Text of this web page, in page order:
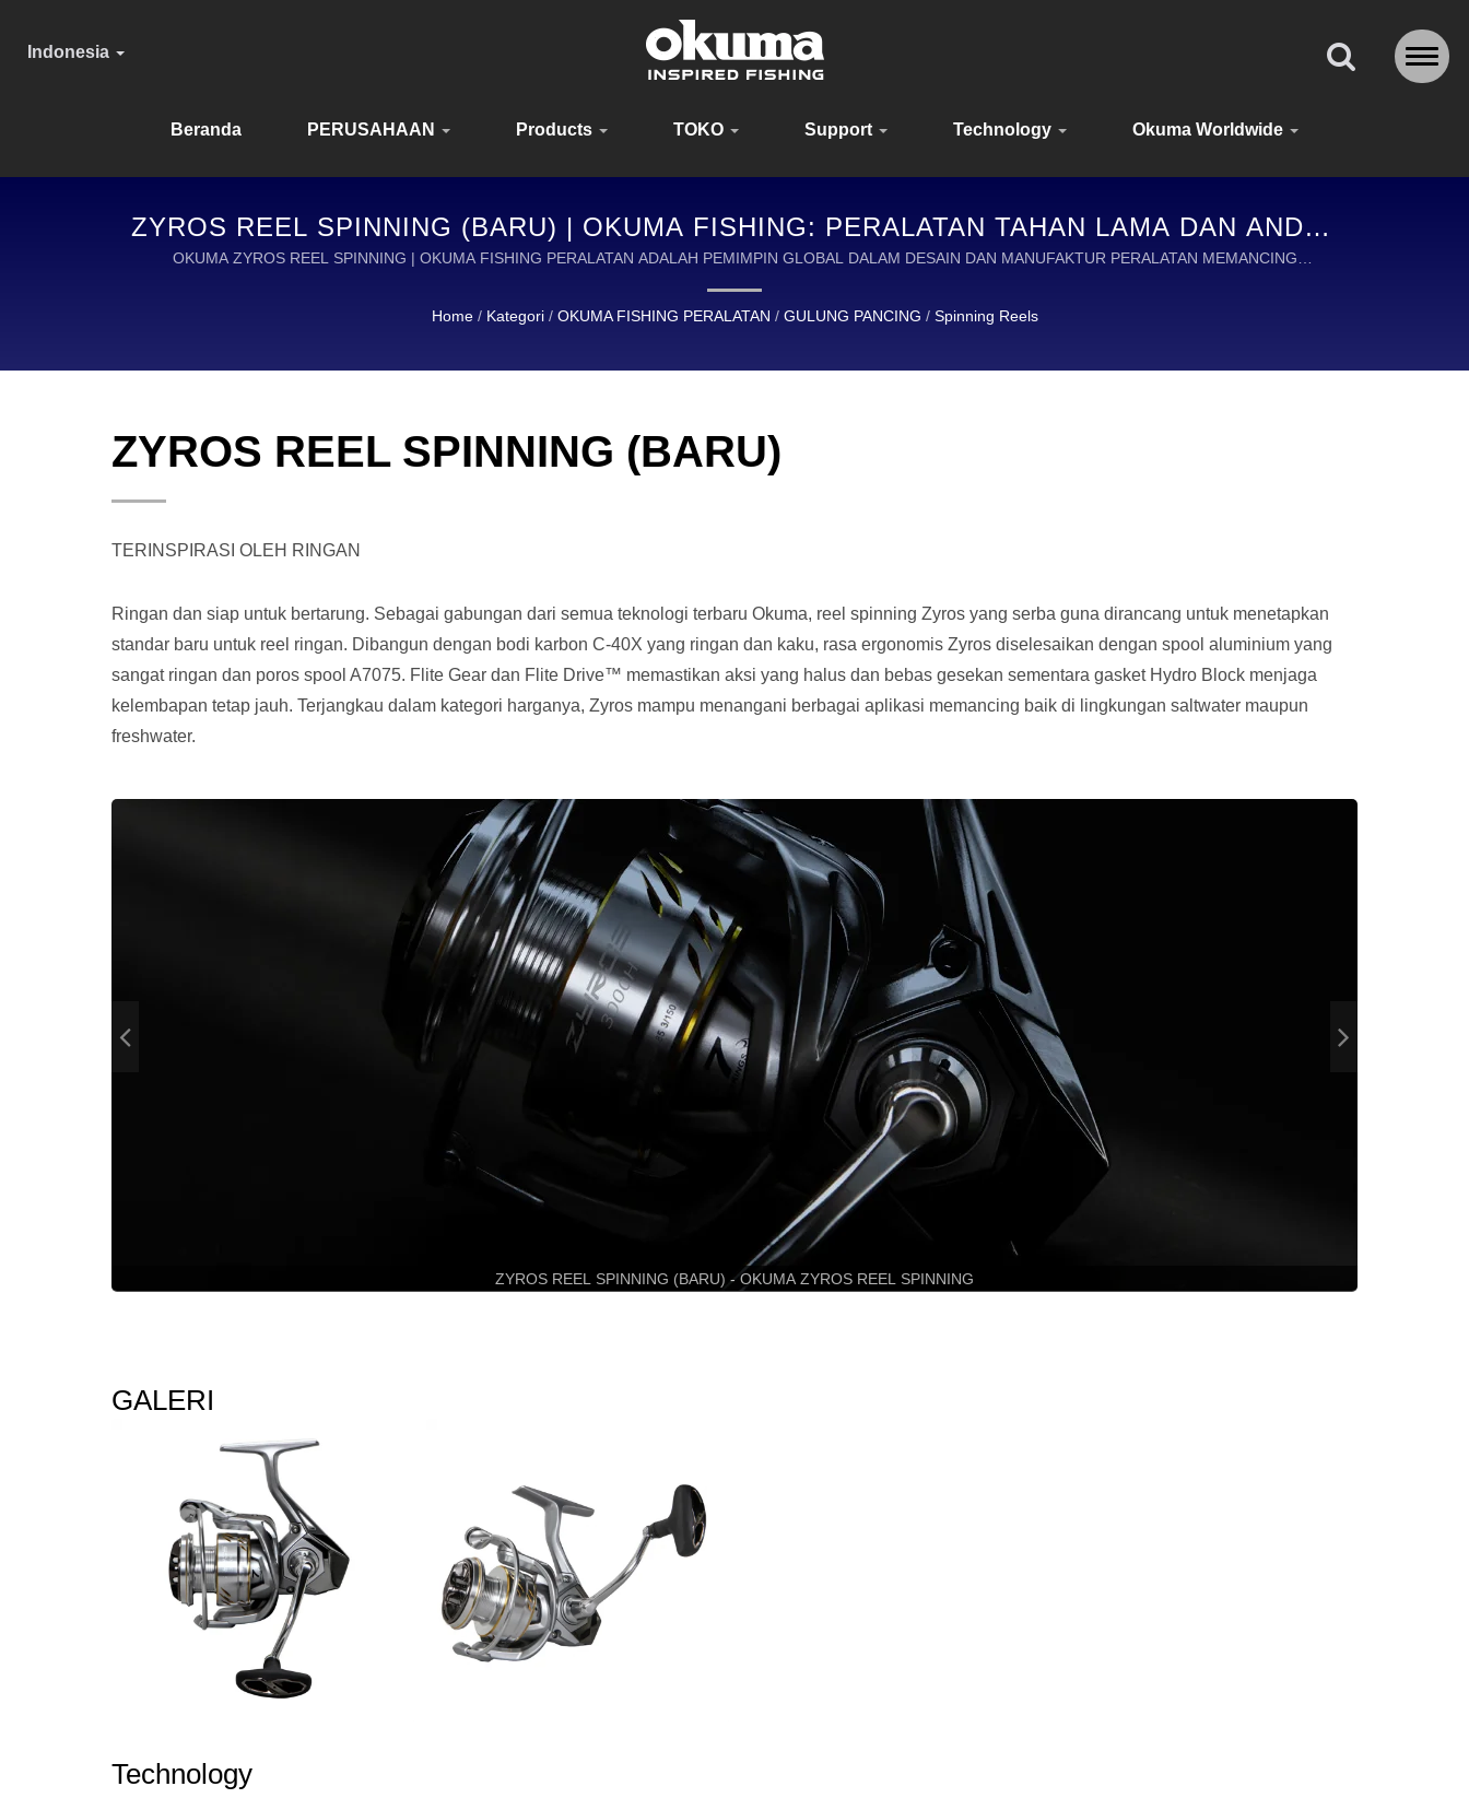
Beranda PERUSAHAAN Products TOKO Support Technology Okuma Worldwide
Indonesia
ZYROS REEL SPINNING (BARU) | OKUMA FISHING: PERALATAN TAHAN LAMA DAN ANDAL
UNTUK PEMANCING DI SELURUH DUNIA
OKUMA ZYROS REEL SPINNING | OKUMA FISHING PERALATAN ADALAH PEMIMPIN GLOBAL DALAM DESAIN DAN MANUFAKTUR PERALATAN MEMANCING
BERKUALITAS TINGGI.
Home / Kategori / OKUMA FISHING PERALATAN / GULUNG PANCING / Spinning Reels
ZYROS REEL SPINNING (BARU) - OKUMA ZYROS REEL SPINNING
ZYROS REEL SPINNING (BARU)
TERINSPIRASI OLEH RINGAN
Ringan dan siap untuk bertarung. Sebagai gabungan dari semua teknologi terbaru Okuma, reel spinning Zyros yang serba guna dirancang untuk menetapkan
standar baru untuk reel ringan. Dibangun dengan bodi karbon C-40X yang ringan dan kaku, rasa ergonomis Zyros diselesaikan dengan spool aluminium yang
sangat ringan dan poros spool A7075. Flite Gear dan Flite Drive™ memastikan aksi yang halus dan bebas gesekan sementara gasket Hydro Block menjaga
kelembapan tetap jauh. Terjangkau dalam kategori harganya, Zyros mampu menangani berbagai aplikasi memancing baik di lingkungan saltwater maupun
freshwater.
GALERI
Technology